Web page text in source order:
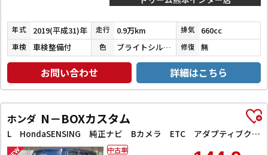
年式 2019(平成31)年 走行 0.9万km 排気 660cc
車検 車検整備付 色 ブライトシルバーメタリック 修復 無
お問い合わせ 詳細はこちら
ホンダ N－BOXカスタム
L HondaSENSING 純正ナビ Bカメラ ETC アダプティブクルーズコントロール 左パワースライドドア 前席シートヒーター LEDヘッドライト フォグライト スマートキー プッシュスタート
中古車